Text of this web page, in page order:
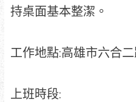
持桌面基本整潔。
工作地點:高雄市六合
上班時段: